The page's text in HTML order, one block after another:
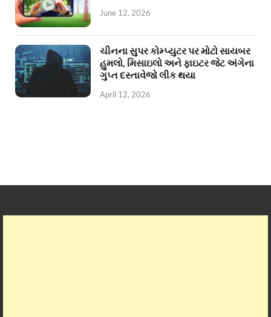
June 12, 2026
ચીનના સુપર કોમ્પ્યુટર પર મોટો સાયબર
હુમલો, મિસાઇલો અને ફાઇટર જેટ અંગેના
ગુપ્ત દસ્તાવેજો લીક થયા
April 12, 2026